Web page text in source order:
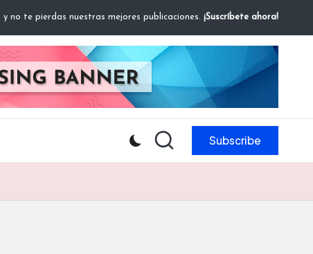
no te pierdas nuestras mejores publicaciones. ¡Suscríbete ahora!
Subscribe